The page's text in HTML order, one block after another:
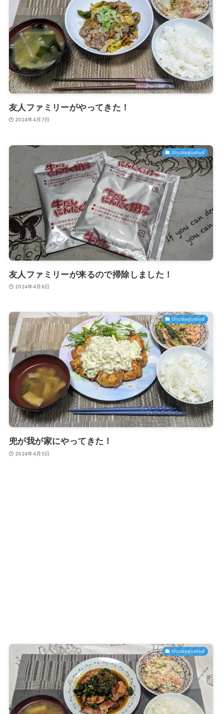
友人ファミリーがやってきた！
2024年4月7日
Uncategorized
友人ファミリーが来るので掃除しました！
2024年4月6日
Uncategorized
兜が我が家にやってきた！
2024年4月5日
Uncategorized